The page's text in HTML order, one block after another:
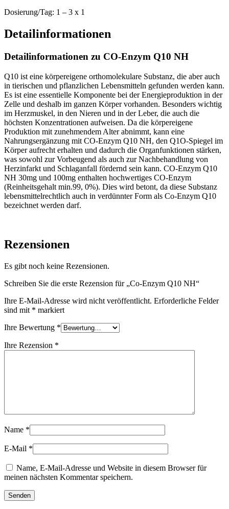
Dosierung/Tag: 1 – 3 x 1
Detailinformationen
Detailinformationen zu CO-Enzym Q10 NH
Q10 ist eine körpereigene orthomolekulare Substanz, die aber auch
in tierischen und pflanzlichen Lebensmitteln gefunden werden kann.
Es ist eine essentielle Komponente bei der Energieproduktion in der
Zelle und deshalb im ganzen Körper vorhanden. Besonders wichtig
im Herzmuskel, in den Nieren und in der Leber, die auch die
höchsten Konzentrationen aufweisen. Da die körpereigene
Produktion mit zunehmendem Alter abnimmt, kann eine
Nahrungsergänzung mit CO-Enzym Q10 NH, den Q1O-Spiegel im
Körper aufrecht erhalten und dadurch die Organfunktionen stärken,
was sowohl zur Vorbeugend als auch zur Nachbehandlung von
Herzinfarkt und Schlaganfall fördernd sein kann. CO-Enzym Q10
NH 30mg und 100mg enthalten hochwertiges CO-Enzym
(Reinheitsgehalt min.99, 0%). Dies wird betont, da diese Substanz
lebensmittelrechtlich auch in verdünnter Form als Co-Enzym Q10
bezeichnet werden darf.
Rezensionen
Es gibt noch keine Rezensionen.
Schreiben Sie die erste Rezension für „Co-Enzym Q10 NH“
Ihre E-Mail-Adresse wird nicht veröffentlicht. Erforderliche Felder
sind mit * markiert
Ihre Bewertung *
Ihre Rezension *
Name *
E-Mail *
Name, E-Mail-Adresse und Website in diesem Browser für
meinen nächsten Kommentar speichern.